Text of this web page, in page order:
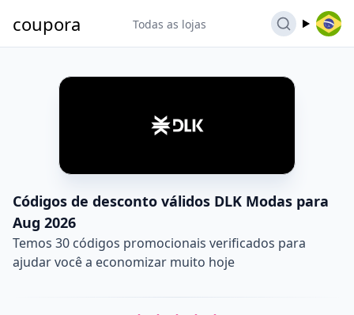
coupora Todas as lojas
Códigos de desconto válidos DLK Modas para
Aug 2026
Temos 30 códigos promocionais verificados para
ajudar você a economizar muito hoje